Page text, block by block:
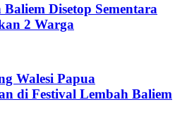
Disetop Sementara
2 Warga
Walesi Papua
di Festival Lembah Baliem